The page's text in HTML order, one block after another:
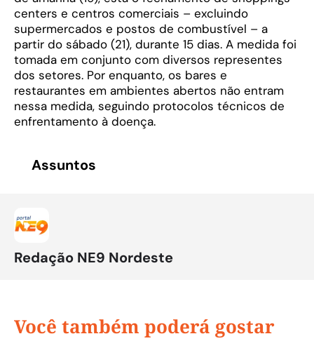
centers e centros comerciais – excluindo
supermercados e postos de combustível – a
partir do sábado (21), durante 15 dias. A medida foi
tomada em conjunto com diversos representes
dos setores. Por enquanto, os bares e
restaurantes em ambientes abertos não entram
nessa medida, seguindo protocolos técnicos de
enfrentamento à doença.
Assuntos
Redação NE9 Nordeste
Você também poderá gostar